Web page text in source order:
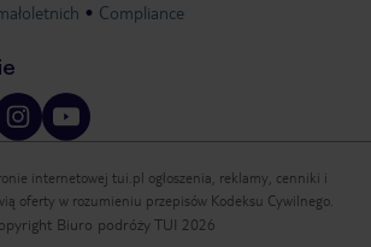
Compliance
internetowej tui.pl ogłoszenia, reklamy, cenniki i
oferty w rozumieniu przepisów Kodeksu Cywilnego.
Biuro podróży TUI 2026